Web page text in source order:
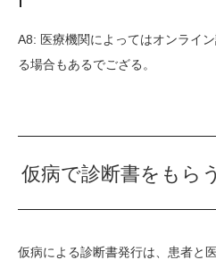
A8: 医療機関によってはオンライ
る場合もあるでござる。
仮病で診断書をもら
仮病による診断書発行は、患者と